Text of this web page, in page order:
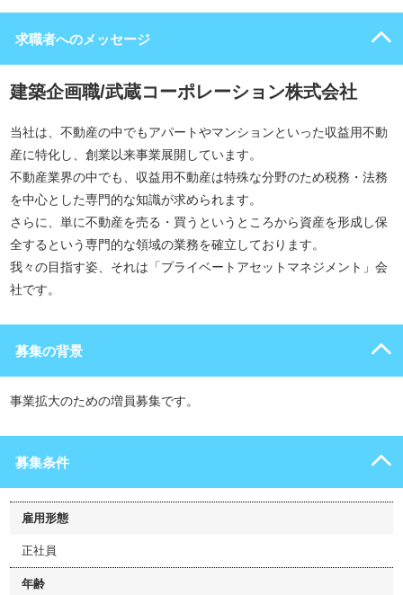
求職者へのメッセージ
建築企画職/武蔵コーポレーション株式会社
当社は、不動産の中でもアパートやマンションといった収益用不動
産に特化し、創業以来事業展開しています。
不動産業界の中でも、収益用不動産は特殊な分野のため税務・法務
を中心とした専門的な知識が求められます。
さらに、単に不動産を売る・買うというところから資産を形成し保
全するという専門的な領域の業務を確立しております。
我々の目指す姿、それは「プライベートアセットマネジメント」会
社です。
募集の背景
事業拡大のための増員募集です。
募集条件
雇用形態
正社員
年齢